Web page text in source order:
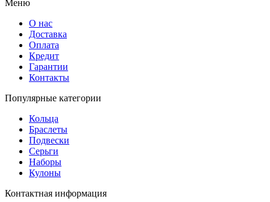
Меню
О нас
Доставка
Оплата
Кредит
Гарантии
Контакты
Популярные категории
Кольца
Браслеты
Подвески
Серьги
Наборы
Кулоны
Контактная информация